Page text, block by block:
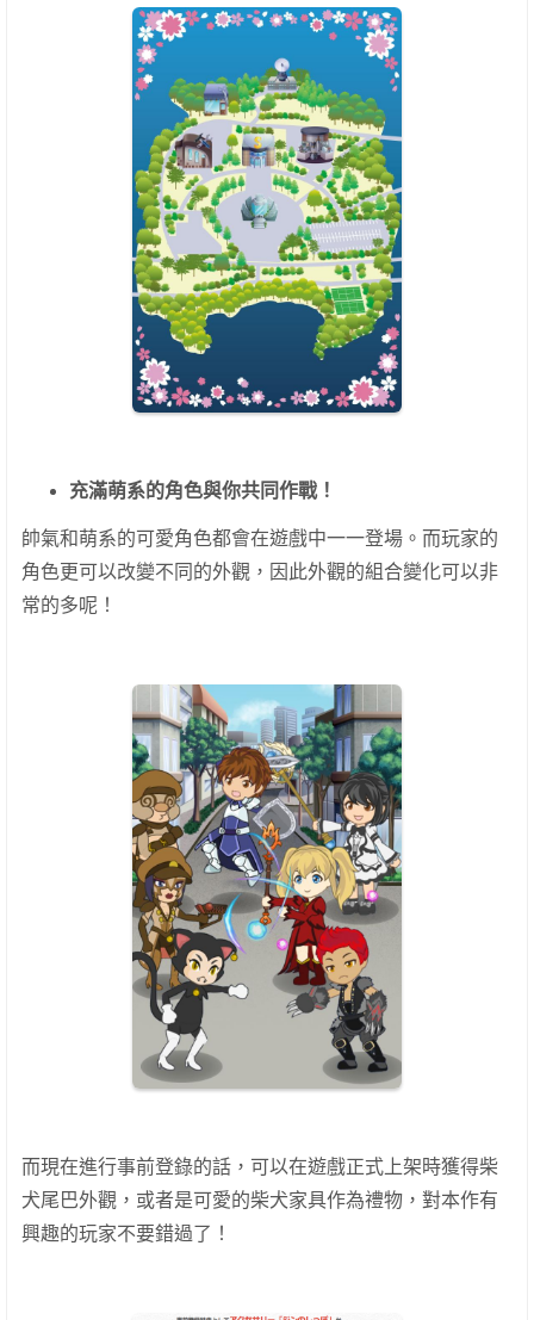
充滿萌系的角色與你共同作戰！
帥氣和萌系的可愛角色都會在遊戲中一一登場。而玩家的
角色更可以改變不同的外觀，因此外觀的組合變化可以非
常的多呢！
而現在進行事前登錄的話，可以在遊戲正式上架時獲得柴
犬尾巴外觀，或者是可愛的柴犬家具作為禮物，對本作有
興趣的玩家不要錯過了！